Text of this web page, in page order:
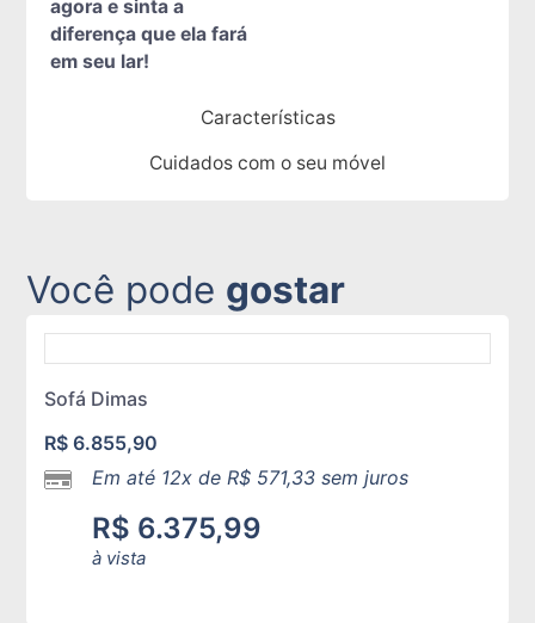
Características
Cuidados com o seu móvel
agora e sinta a
diferença que ela fará
em seu lar!
Você pode gostar
Sofá Dimas
R$ 6.855,90
Em até 12x deR$ 571,33 sem juros
R$ 6.375,99
à vista